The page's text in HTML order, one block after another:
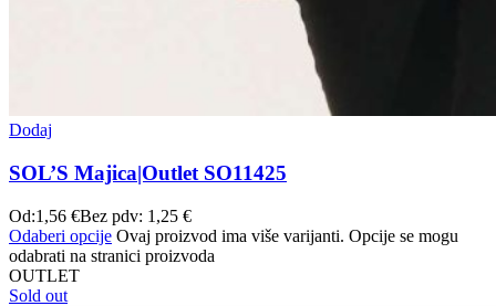
Dodaj
SOL’S Majica|Outlet SO11425
Od:1,56 €Bez pdv: 1,25 €
Odaberi opcije Ovaj proizvod ima više varijanti. Opcije se mogu
odabrati na stranici proizvoda
OUTLET
Sold out